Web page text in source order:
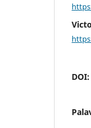
DOI: